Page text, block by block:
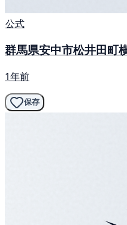
公式
群馬県安中市松井田町
1年前
保存